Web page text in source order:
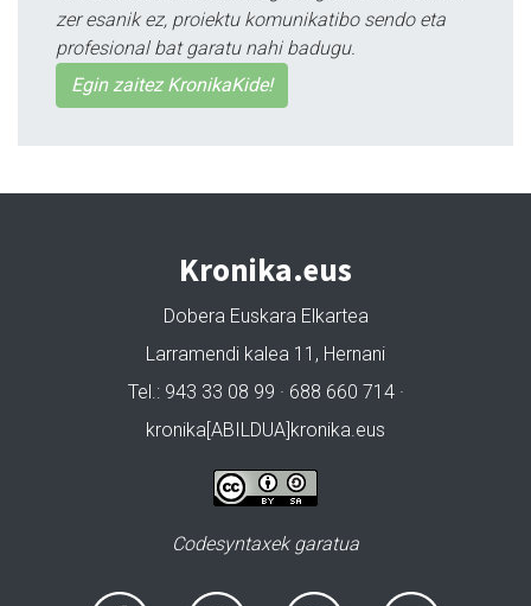
zer esanik ez, proiektu komunikatibo sendo eta
profesional bat garatu nahi badugu.
Egin zaitez KronikaKide!
Kronika.eus
Dobera Euskara Elkartea
Larramendi kalea 11, Hernani
Tel.: 943 33 08 99 · 688 660 714 ·
kronika[ABILDUA]kronika.eus
Codesyntaxek garatua